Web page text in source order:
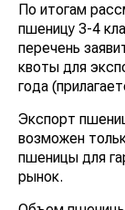
По итогам
пшеницу 3-4
перечень
квоты для
года
Экспорт
возможен
пшеницы для
рынок.